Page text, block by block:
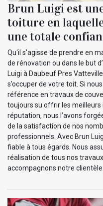
Brun Luigi est
toiture en
une totale
Qu'il s'agisse de prendre en
de rénovation ou dans le but
Luigi à Daubeuf Pres
s’occuper de votre toit. Si
référence en travaux de
toujours su offrir les
réputation, nous l’avons
de la satisfaction de nos
professionnels. Avec Brun
fiable à tous égards. Nous
réalisation de tous nos
accompagnons notre clientèle.